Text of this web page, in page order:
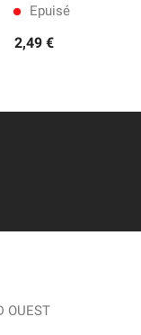
lens Epuisé
2,49 €
OUEST